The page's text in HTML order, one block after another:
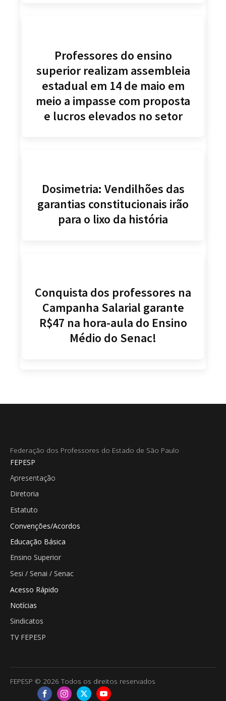
Professores do ensino
superior realizam assembleia
estadual em 14 de maio em
meio a impasse com proposta
e lucros elevados no setor
Dosimetria: Vendilhões das
garantias constitucionais irão
para o lixo da história
Conquista dos professores na
Campanha Salarial garante
R$47 na hora-aula do Ensino
Médio do Senac!
Federação dos Professores do Estado de São Paulo
FEPESP
Apresentação
Diretoria
Estatuto
Convenções/Acordos
Educação Básica
Ensino Superior
Sesi / Senai / Senac
Acesso Rápido
Notícias
Sindicatos
TV FEPESP
FEPESP © 2026 Todos os direitos reservados